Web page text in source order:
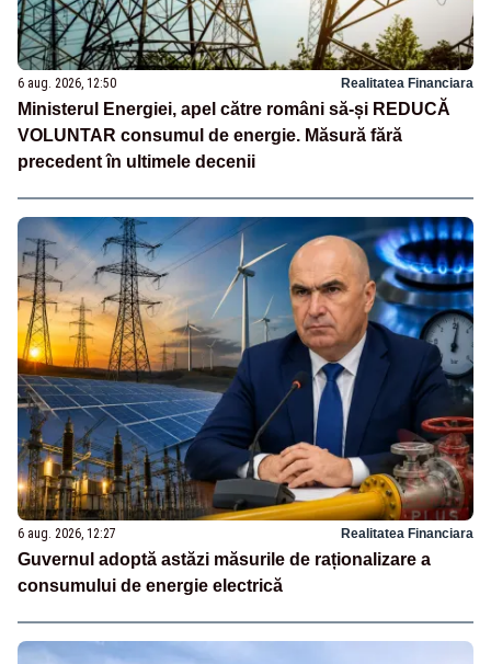
6 aug. 2026, 12:50 Realitatea Financiara
Ministerul Energiei, apel către români să-și REDUCĂ
VOLUNTAR consumul de energie. Măsură fără
precedent în ultimele decenii
6 aug. 2026, 12:27 Realitatea Financiara
Guvernul adoptă astăzi măsurile de raționalizare a
consumului de energie electrică